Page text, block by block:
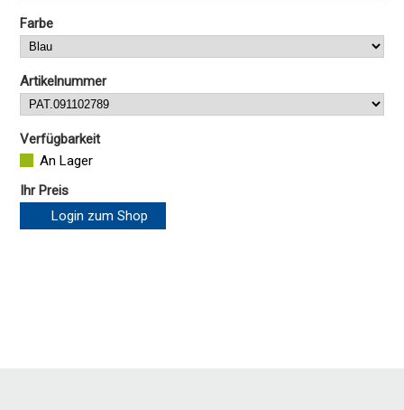
Farbe
Artikelnummer
Verfügbarkeit
An Lager
Ihr Preis
Login zum Shop